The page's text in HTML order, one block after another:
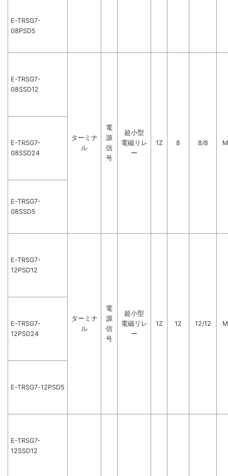
E-TRSG7-
08PSD5
E-TRSG7-
08SSD12
ターミナ
ル
電
源
信
号
超小型
電磁リレ
ー
1Z 8 8/8
E-TRSG7-
08SSD24
E-TRSG7-
08SSD5
E-TRSG7-
12PSD12
ターミナ
ル
電
源
信
号
超小型
電磁リレ
ー
1Z 12 12/12
E-TRSG7-
12PSD24
E-TRSG7-12PSD5
E-TRSG7-
12SSD12